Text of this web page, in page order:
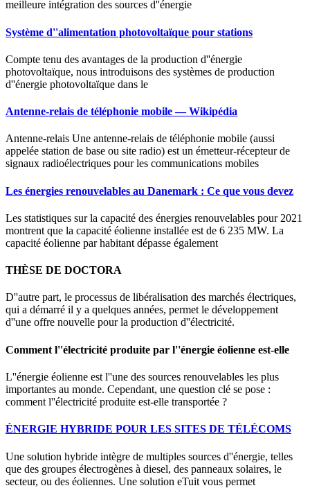
meilleure intégration des sources d''énergie
Système d''alimentation photovoltaïque pour stations
Compte tenu des avantages de la production d''énergie
photovoltaïque, nous introduisons des systèmes de production
d''énergie photovoltaïque dans le
Antenne-relais de téléphonie mobile — Wikipédia
Antenne-relais Une antenne-relais de téléphonie mobile (aussi
appelée station de base ou site radio) est un émetteur-récepteur de
signaux radioélectriques pour les communications mobiles
Les énergies renouvelables au Danemark : Ce que vous devez
Les statistiques sur la capacité des énergies renouvelables pour 2021
montrent que la capacité éolienne installée est de 6 235 MW. La
capacité éolienne par habitant dépasse également
THÈSE DE DOCTORA
D''autre part, le processus de libéralisation des marchés électriques,
qui a démarré il y a quelques années, permet le développement
d''une offre nouvelle pour la production d''électricité.
Comment l''électricité produite par l''énergie éolienne est-elle
L''énergie éolienne est l''une des sources renouvelables les plus
importantes au monde. Cependant, une question clé se pose :
comment l''électricité produite est-elle transportée ?
ÉNERGIE HYBRIDE POUR LES SITES DE TÉLÉCOMS
Une solution hybride intègre de multiples sources d''énergie, telles
que des groupes électrogènes à diesel, des panneaux solaires, le
secteur, ou des éoliennes. Une solution eTuit vous permet